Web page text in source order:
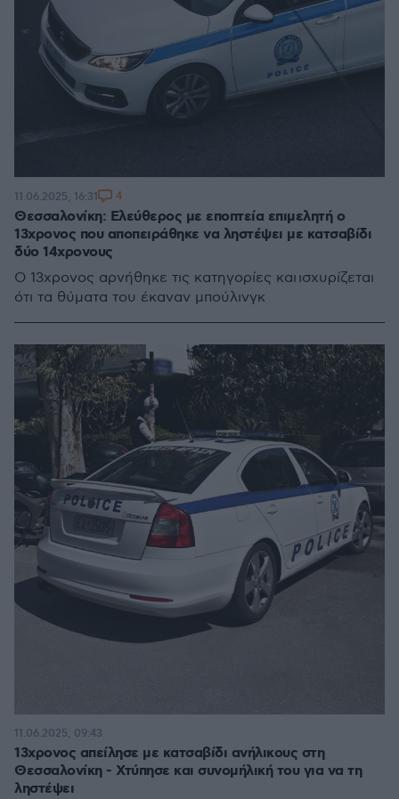
Θεσσαλονίκη: Ελεύθερος με εποπτεία επιμελητή ο
13χρονος που αποπειράθηκε να ληστέψει με κατσαβίδι
δύο 14χρονους
Ο 13χρονος αρνήθηκε τις κατηγορίες και ισχυρίζεται
ότι τα θύματα του έκαναν μπούλινγκ
11.06.2025, 16:31 4
13χρονος απείλησε με κατσαβίδι ανήλικους στη
Θεσσαλονίκη - Χτύπησε και συνομήλική του για να τη
ληστέψει
11.06.2025, 09:43